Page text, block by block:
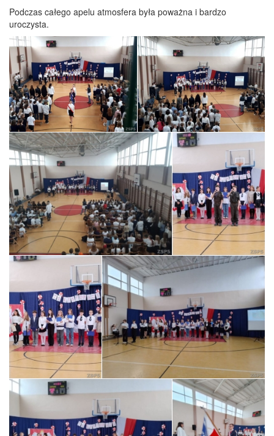
Podczas całego apelu atmosfera była poważna i bardzo
uroczysta.